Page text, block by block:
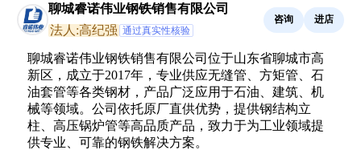
聊城睿诺伟业钢铁销售有限公司
法人:高纪强 通过真实性核验
咨询 进店
聊城睿诺伟业钢铁销售有限公司位于山东省聊城市高
新区，成立于2017年，专业供应无缝管、方矩管、石
油套管等各类钢材，产品广泛应用于石油、建筑、机
械等领域。公司依托原厂直供优势，提供钢结构立
柱、高压锅炉管等高品质产品，致力于为工业领域提
供专业、可靠的钢铁解决方案。